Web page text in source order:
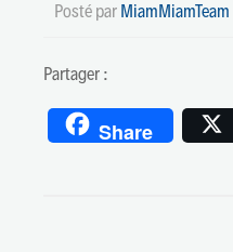
Posté par MiamMiamTeam
Partager :
Share